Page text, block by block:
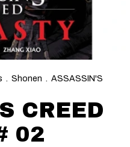
. Shonen . ASSASSIN'S
CREED
02